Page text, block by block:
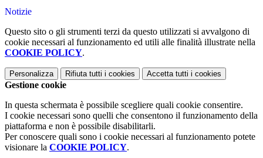
Notizie
Questo sito o gli strumenti terzi da questo utilizzati si avvalgono di
cookie necessari al funzionamento ed utili alle finalità illustrate nella
COOKIE POLICY.
Personalizza Rifiuta tutti i cookies Accetta tutti i cookies
Gestione cookie
In questa schermata è possibile scegliere quali cookie consentire.
I cookie necessari sono quelli che consentono il funzionamento della
piattaforma e non è possibile disabilitarli.
Per conoscere quali sono i cookie necessari al funzionamento potete
visionare la COOKIE POLICY.